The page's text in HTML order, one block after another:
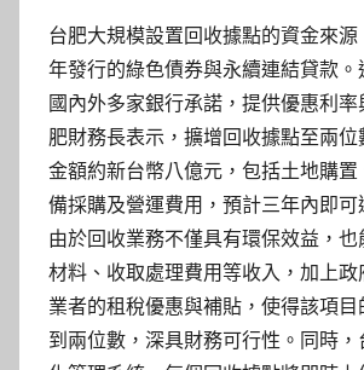
台肥大規模設置回收據點的資金來
年發行的綠色債券與永續連結貸款
國內外多家銀行承諾，提供優惠利
肥財務長表示，擴增回收據點至兩
金額約新台幣八億元，包括土地購置
備採購及營運費用，預計三年內即可
由於回收業務不僅具有環保效益，
材料、收取處理費用等收入，加上
業者的租稅優惠與補貼，使得該項
到兩位數，深具財務可行性。同時